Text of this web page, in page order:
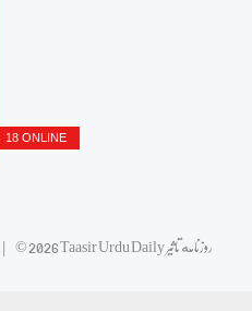
18 ONLINE
| © 2026 Taasir Urdu Daily روزنامه تاثیر